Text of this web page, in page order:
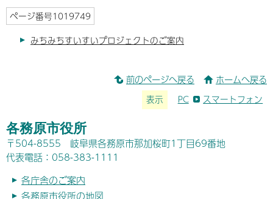
ページ番号1019749
みちみちすいすいプロジェクトのご案内
前のページへ戻る ホームへ戻る
表示 PC スマートフォン
各務原市役所
〒504-8555 岐阜県各務原市那加桜町1丁目69番地
代表電話：058-383-1111
各庁舎のご案内
各務原市役所の地図